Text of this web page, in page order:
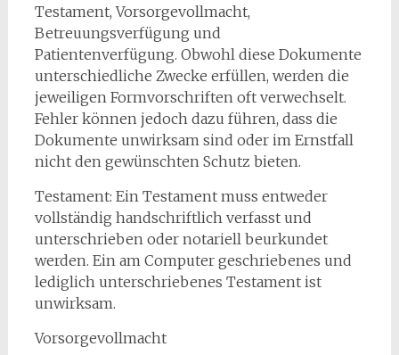
Testament, Vorsorgevollmacht,
Betreuungsverfügung und
Patientenverfügung. Obwohl diese Dokumente
unterschiedliche Zwecke erfüllen, werden die
jeweiligen Formvorschriften oft verwechselt.
Fehler können jedoch dazu führen, dass die
Dokumente unwirksam sind oder im Ernstfall
nicht den gewünschten Schutz bieten.
Testament: Ein Testament muss entweder
vollständig handschriftlich verfasst und
unterschrieben oder notariell beurkundet
werden. Ein am Computer geschriebenes und
lediglich unterschriebenes Testament ist
unwirksam.
Vorsorgevollmacht